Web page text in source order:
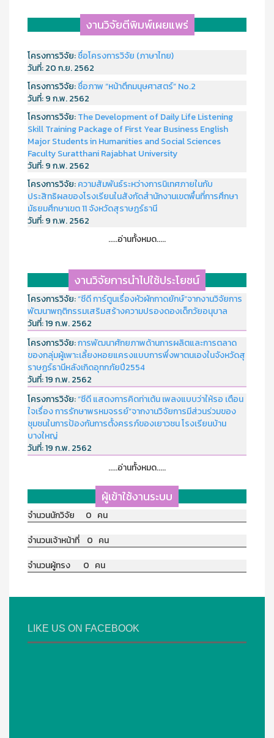
งานวิจัยตีพิมพ์เผยแพร่
โครงการวิจัย:ชื่อโครงการวิจัย (ภาษาไทย)
วันที่:20 ก.ย. 2562
โครงการวิจัย:ชื่อภาพ “หน้าตึกมนุษศาสตร์” No.2
วันที่:9 ก.พ. 2562
โครงการวิจัย:The Development of Daily Life Listening
Skill Training Package of First Year Business English
Major Students in Humanities and Social Sciences
Faculty Suratthani Rajabhat University
วันที่:9 ก.พ. 2562
โครงการวิจัย:ความสัมพันธ์ระหว่างการนิเทศภายในกับ
ประสิทธิผลของโรงเรียนในสังกัดสำนักงานเขตพื้นที่การศึกษา
มัธยมศึกษาเขต 11 จังหวัดสุราษฎร์ธานี
วันที่:9 ก.พ. 2562
.....อ่านทั้งหมด.....
งานวิจัยการนำไปใช้ประโยชน์
โครงการวิจัย:“ซีดี การ์ตูนเรื่องหัวผักกาดยักษ์”จากงานวิจัยการ
พัฒนาพฤติกรรมเสริมสร้างความปรองดองเด็กวัยอนุบาล
วันที่:19 ก.พ. 2562
โครงการวิจัย:การพัฒนาศักยภาพด้านการผลิตและการตลาด
ของกลุ่มผู้เพาะเลี้ยงหอยแครงแบบการพึ่งพาตนเองในจังหวัดสุ
ราษฏร์ธานีหลังเกิดอุทกภัยปี2554
วันที่:19 ก.พ. 2562
โครงการวิจัย:“ซีดี แสดงการคิดท่าเต้น เพลงแบบว่าให้รอ เตือน
ใจเรื่อง การรักษาพรหมจรรย์”จากงานวิจัยการมีส่วนร่วมของ
ชุมชนในการป้องกันการตั้งครรภ์ของเยาวชน โรงเรียนบ้าน
บางใหญ่
วันที่:19 ก.พ. 2562
.....อ่านทั้งหมด.....
ผู้เข้าใช้งานระบบ
จำนวนนักวิจัย 0 คน
จำนวนเจ้าหน้าที่ 0 คน
จำนวนผู้ทรง 0 คน
LIKE US ON FACEBOOK